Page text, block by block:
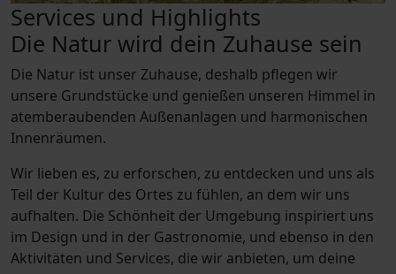
Services und Highlights
Die Natur wird dein Zuhause sein
Die Natur ist unser Zuhause, deshalb pflegen wir
unsere Grundstücke und genießen unseren Himmel in
atemberaubenden Außenanlagen und harmonischen
Innenräumen.
Wir lieben es, zu erforschen, zu entdecken und uns als
Teil der Kultur des Ortes zu fühlen, an dem wir uns
aufhalten. Die Schönheit der Umgebung inspiriert uns
im Design und in der Gastronomie, und ebenso in den
Aktivitäten und Services, die wir anbieten, um deine